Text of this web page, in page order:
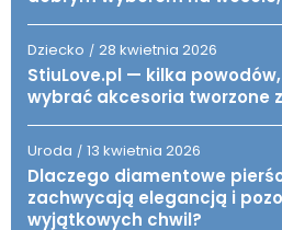
Dziecko / 28 kwietnia 2026
StiuLove.pl — kilka
wybrać akcesoria tworzone
Uroda / 13 kwietnia 2026
Dlaczego diamentowe
zachwycają elegancją i
wyjątkowych chwil?